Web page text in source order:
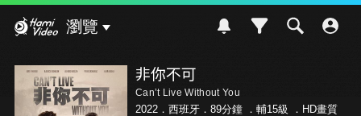
瀏覽
非你不可
Can’t Live Without You
2022．西班牙．89分鐘 ． 輔15級 ．HD畫質